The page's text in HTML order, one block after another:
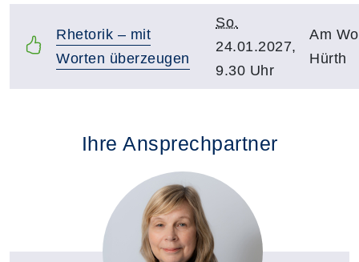
Rhetorik – mit
Worten überzeugen
So.
24.01.2027,
9.30 Uhr
Am
Hürth
Ihre Ansprechpartner